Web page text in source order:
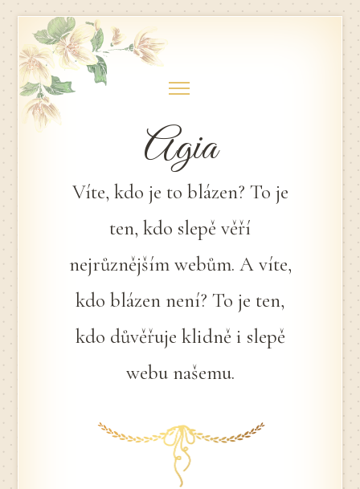
Skip
to
content
Agia
Víte, kdo je to blázen? To je
ten, kdo slepě věří
nejrůznějším webům. A víte,
kdo blázen není? To je ten,
kdo důvěřuje klidně i slepě
webu našemu.